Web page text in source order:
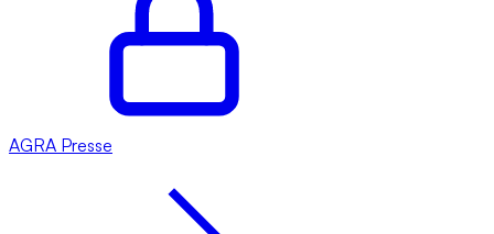
AGRA Presse